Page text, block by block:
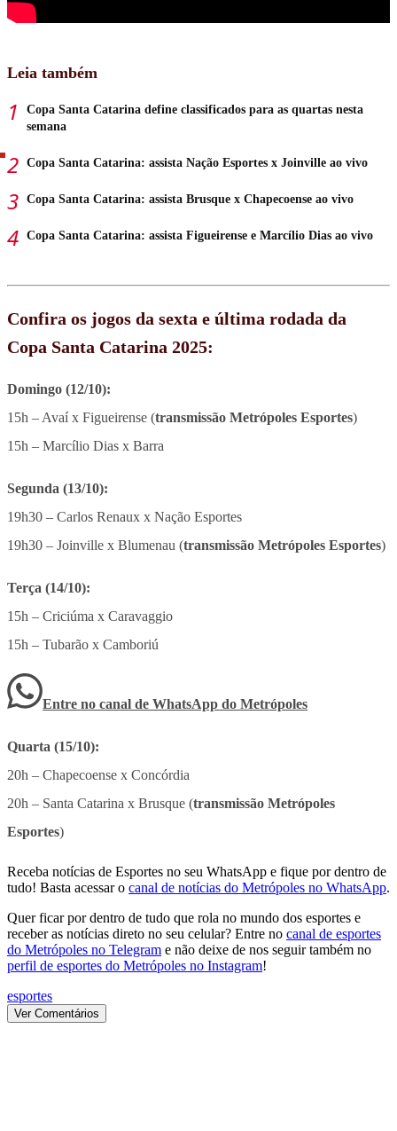
Leia também
Copa Santa Catarina define classificados para as quartas nesta
semana
Copa Santa Catarina: assista Nação Esportes x Joinville ao vivo
Copa Santa Catarina: assista Brusque x Chapecoense ao vivo
Copa Santa Catarina: assista Figueirense e Marcílio Dias ao vivo
Confira os jogos da sexta e última rodada da
Copa Santa Catarina 2025:
Domingo (12/10):
15h – Avaí x Figueirense (transmissão Metrópoles Esportes)
15h – Marcílio Dias x Barra
Segunda (13/10):
19h30 – Carlos Renaux x Nação Esportes
19h30 – Joinville x Blumenau (transmissão Metrópoles Esportes)
Terça (14/10):
15h – Criciúma x Caravaggio
15h – Tubarão x Camboriú
Entre no canal de WhatsApp do Metrópoles
Quarta (15/10):
20h – Chapecoense x Concórdia
20h – Santa Catarina x Brusque (transmissão Metrópoles
Esportes)
Receba notícias de Esportes no seu WhatsApp e fique por dentro de
tudo! Basta acessar o canal de notícias do Metrópoles no WhatsApp.
Quer ficar por dentro de tudo que rola no mundo dos esportes e
receber as notícias direto no seu celular? Entre no canal de esportes
do Metrópoles no Telegram e não deixe de nos seguir também no
perfil de esportes do Metrópoles no Instagram!
esportes
Ver Comentários